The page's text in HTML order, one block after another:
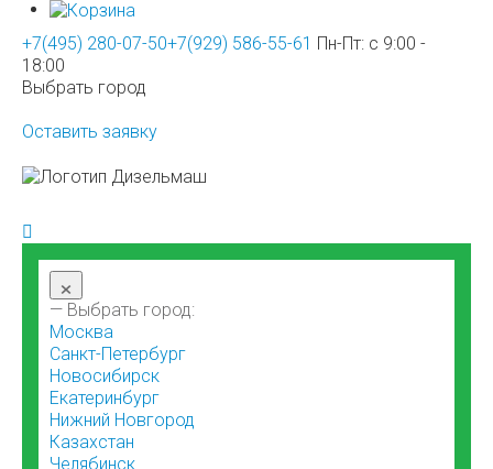
+7(495) 280-07-50+7(929) 586-55-61 Пн-Пт: с 9:00 -
18:00
Выбрать город
Оставить заявку
×
— Выбрать город:
Москва
Санкт-Петербург
Новосибирск
Екатеринбург
Нижний Новгород
Казахстан
Челябинск